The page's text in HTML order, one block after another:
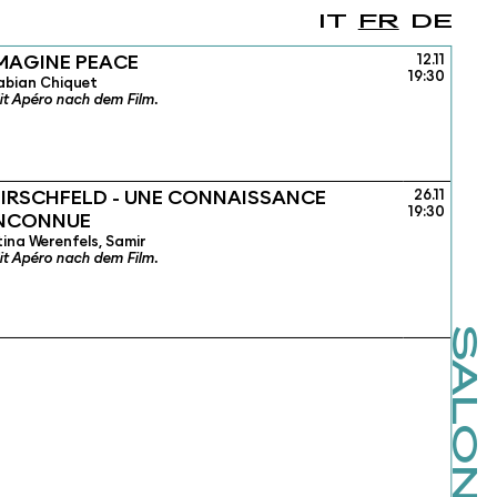
DE
FR
IT
PEACE
Chiquet
Apéro nach dem Film.
12.11
19:30
- UNE CONNAISSANCE
Werenfels, Samir
Apéro nach dem Film.
26.11
19:30